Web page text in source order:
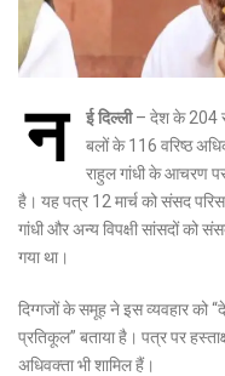
न ई दिल्ली– देश के 204
बलों के 116 वरिष्ठ
राहुल गांधी के आचरण
है। यह पत्र 12 मार्च को संसद
गांधी और अन्य विपक्षी सांसदों को
गया था।
दिग्गजों के समूह ने इस व्यवहार को
प्रतिकूल” बताया है। पत्र पर
अधिवक्ता भी शामिल हैं।